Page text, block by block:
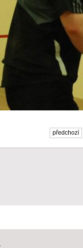
předchozí